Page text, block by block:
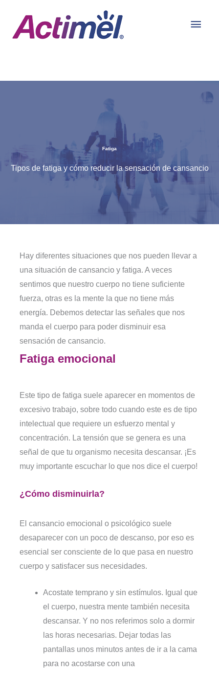
contenido
Fatiga
Tipos de fatiga y cómo reducir la sensación de cansancio
Hay diferentes situaciones que nos pueden llevar a
una situación de cansancio y fatiga. A veces
sentimos que nuestro cuerpo no tiene suficiente
fuerza, otras es la mente la que no tiene más
energía. Debemos detectar las señales que nos
manda el cuerpo para poder disminuir esa
sensación de cansancio.
Fatiga emocional
Este tipo de fatiga suele aparecer en momentos de
excesivo trabajo, sobre todo cuando este es de tipo
intelectual que requiere un esfuerzo mental y
concentración. La tensión que se genera es una
señal de que tu organismo necesita descansar. ¡Es
muy importante escuchar lo que nos dice el cuerpo!
¿Cómo disminuirla?
El cansancio emocional o psicológico suele
desaparecer con un poco de descanso, por eso es
esencial ser consciente de lo que pasa en nuestro
cuerpo y satisfacer sus necesidades.
Acostate temprano y sin estímulos. Igual que
el cuerpo, nuestra mente también necesita
descansar. Y no nos referimos solo a dormir
las horas necesarias. Dejar todas las
pantallas unos minutos antes de ir a la cama
para no acostarse con una